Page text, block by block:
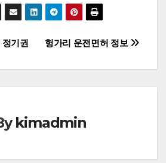
헝가리 운전면허 정보
기권
kimadmin